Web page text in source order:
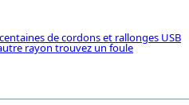
de cordons et rallonges USB
rayon trouvez un foule